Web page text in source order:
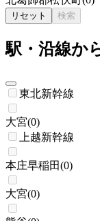
リセット 検索
駅・沿線か
東北新幹線
大宮(0)
上越新幹線
本庄早稲田(0)
大宮(0)